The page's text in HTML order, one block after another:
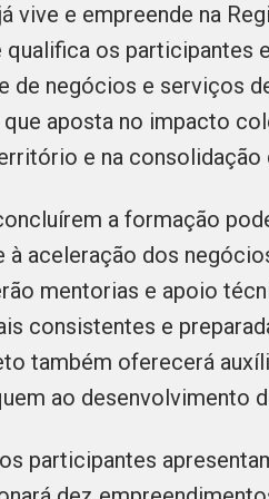
vive e empreende na
os participantes
de negócios e serviços
que aposta no impacto
e na consolidação
a formação
à aceleração dos
mentorias e apoio
consistentes e
também oferecerá
ao desenvolvimento
participantes